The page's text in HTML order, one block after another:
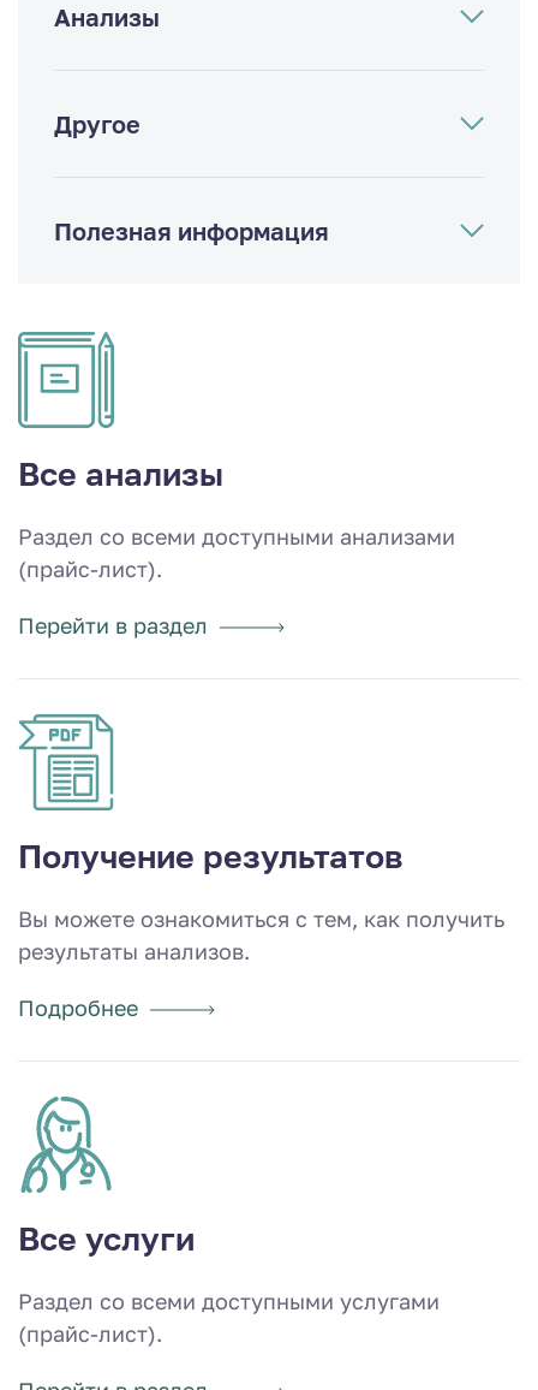
Анализы
Другое
Полезная информация
Все анализы
Раздел со всеми доступными анализами
(прайс-лист).
Перейти в раздел
Получение результатов
Вы можете ознакомиться с тем, как получить
результаты анализов.
Подробнее
Все услуги
Раздел со всеми доступными услугами
(прайс-лист).